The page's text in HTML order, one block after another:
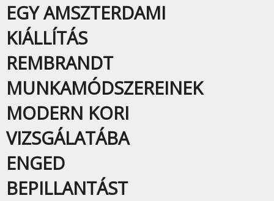
EGY AMSZTERDAMI
KIÁLLÍTÁS
REMBRANDT
MUNKAMÓDSZEREINEK
MODERN KORI
VIZSGÁLATÁBA
ENGED
BEPILLANTÁST